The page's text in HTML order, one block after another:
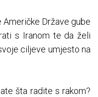
Države gube
s Iranom te da želi
ciljeve umjesto na
šta radite s rakom?